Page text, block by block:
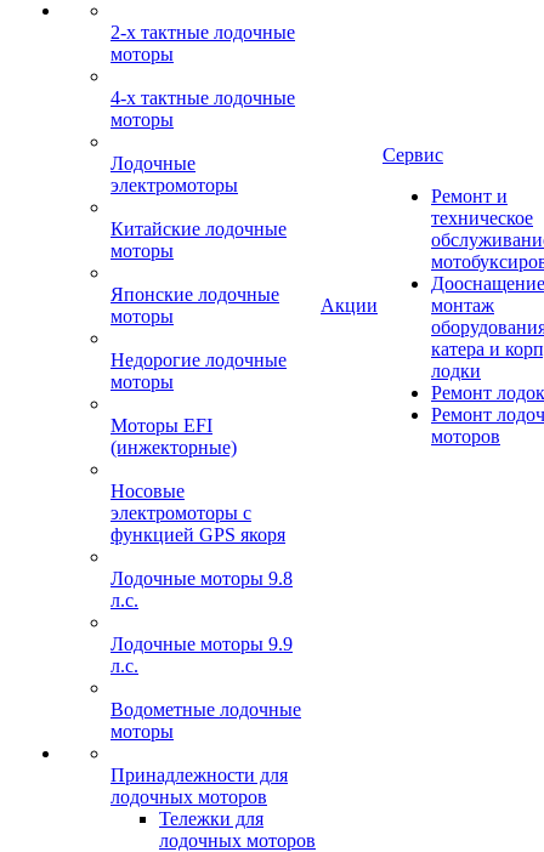
2-х тактные лодочные
моторы
4-х тактные лодочные
моторы
Лодочные
электромоторы
Китайские лодочные
моторы
Японские лодочные
моторы
Недорогие лодочные
моторы
Моторы EFI
(инжекторные)
Носовые
электромоторы с
функцией GPS якоря
Лодочные моторы 9.8
л.с.
Лодочные моторы 9.9
л.с.
Водометные лодочные
моторы
Принадлежности для
лодочных моторов
Тележки для
лодочных моторов
Акции
Сервис
Ремонт и
техническое
монтаж
катера и
лодки
Ремонт
Ремонт
моторов